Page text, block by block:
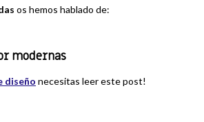
os hemos hablado de:
modernas
diseño necesitas leer este post!